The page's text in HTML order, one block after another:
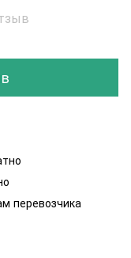
перевозчика